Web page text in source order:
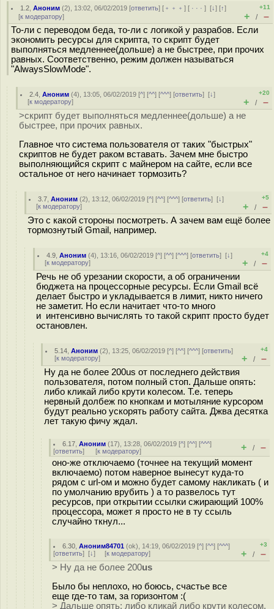
1.2 ,Аноним (2), 13:02, 06/02/2019 [ответить] [ ﹢﹢﹢] [ · · ·][↓] [↑]
[к модератору]
+11
+ / –
То-ли с переводом беда, то-ли с логикой у разрабов. Если
экономить ресурсы для скрипта, то скрипт будет
выполняться медленнее(дольше) а не быстрее, при прочих
равных. Соответственно, режим должен называться
"AlwaysSlowMode".
2.4 ,Аноним (4), 13:05, 06/02/2019 [^] [^^] [^^^] [ответить][↓]
[к модератору]
+20
+ / –
>скрипт будет выполняться медленнее(дольше) а не
быстрее, при прочих равных.
Главное что система пользователя от таких "быстрых"
скриптов не будет раком вставать. Зачем мне быстро
выполняющийся скрипт с майнером на сайте, если все
остальное от него начинает тормозить?
3.7 ,Аноним (2), 13:12, 06/02/2019 [^] [^^] [^^^] [ответить][↓]
[к модератору]
+5
+ / –
Это с какой стороны посмотреть. А зачем вам ещё более
тормознутый Gmail, например.
4.9 ,Аноним (4), 13:16, 06/02/2019 [^] [^^] [^^^] [ответить][↓]
[к модератору]
+4
+ / –
Речь не об урезании скорости, а об ограничении
бюджета на процессорные ресурсы. Если Gmail всё
делает быстро и укладывается в лимит, никто ничего
не заметит. Но если начитает что-то много
и интенсивно вычислять то такой скрипт просто будет
остановлен.
5.14 ,Аноним (2), 13:25, 06/02/2019 [^] [^^] [^^^] [ответить]
[к модератору]
+4
+ / –
Ну да не более 200us от последнего действия
пользователя, потом полный стоп. Дальше опять:
либо кликай либо крути колесом. Т.е. теперь
нервный долбеж по кнопкам и мотыляние курсором
будут реально ускорять работу сайта. Джва десятка
лет такую фичу ждал.
6.17 ,Аноним (17), 13:28, 06/02/2019 [^] [^^] [^^^]
[ответить] [к модератору] + / –
оно-же отключаемо (точнее на текущий момент
включаемо) потом наверное вынесут куда-то
рядом с url-ом и можно будет самому накликать ( и
по умолчанию врубить ) а то развелось тут
ресурсов, при открытии ссылки сжирающий 100%
процессора, может я просто не в ту ссыль
случайно ткнул...
6.30 ,Аноним84701 (ok), 14:19, 06/02/2019 [^] [^^] [^^^]
[ответить] [↓] [к модератору]
+3
+ / –
> Ну да не более 200us
Было бы неплохо, но боюсь, счастье все
еще где-то там, за горизонтом :(
> Дальше опять: либо кликай либо крути колесом.